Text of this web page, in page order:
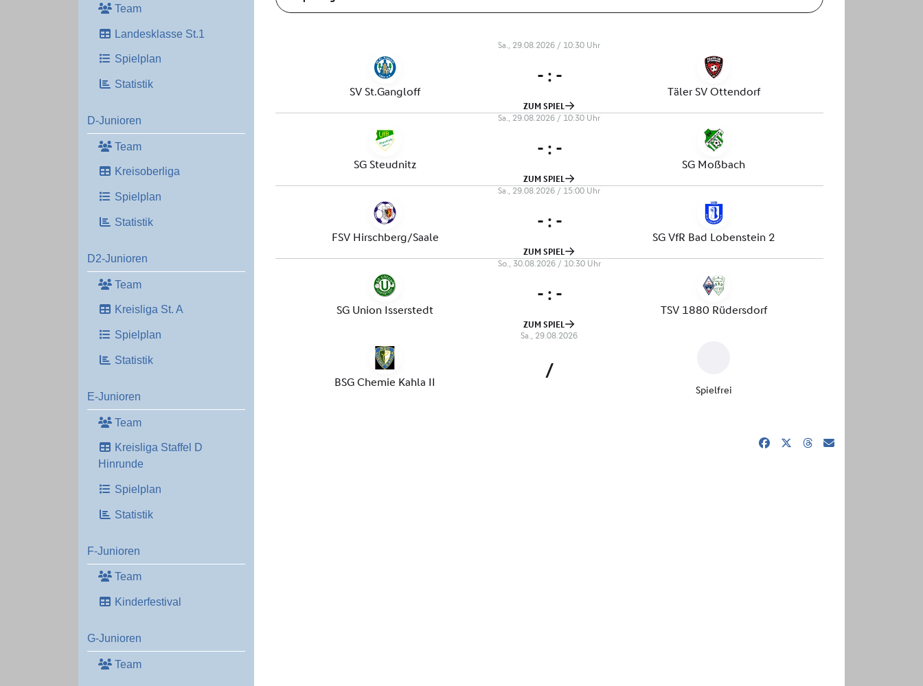
Team
Landesklasse St.1
Spielplan
Statistik
D-Junioren
Team
Kreisoberliga
Spielplan
Statistik
D2-Junioren
Team
Kreisliga St. A
Spielplan
Statistik
E-Junioren
Team
Kreisliga Staffel D
Hinrunde
Spielplan
Statistik
F-Junioren
Team
Kinderfestival
G-Junioren
Team